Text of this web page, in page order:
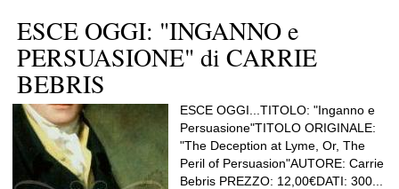
ESCE OGGI: "INGANNO e
PERSUASIONE" di CARRIE
BEBRIS
ESCE OGGI...TITOLO: "Inganno e
Persuasione"TITOLO ORIGINALE:
"The Deception at Lyme, Or, The
Peril of Persuasion"AUTORE: Carrie
Bebris PREZZO: 12,00€DATI: 300...